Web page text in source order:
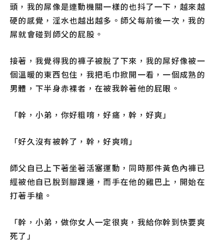
頭，我的屌像是連動機關一樣的也抖了一下，越來越
硬的感覺，淫水也越出越多。師父每前後一次，我的
屌就會碰到師父的屁股。
接著，我覺得我的褲子被脫了下來，我的屌好像被一
個溫暖的東西包住，我把毛巾掀開一看，一個成熟的
男體，下半身赤裸者，在被我幹著他的屁眼。
「幹，小弟，你好粗唷，好痛，幹，好爽」
「好久沒有被幹了，幹，好爽唷」
師父自已上下著坐著活塞運動，同時那件黃色內褲已
經被他自已脫到腳踝邊，而手在他的雞巴上，開始在
打著手槍。
「幹，小弟，做你女人一定很爽，我給你幹到快要爽
死了」